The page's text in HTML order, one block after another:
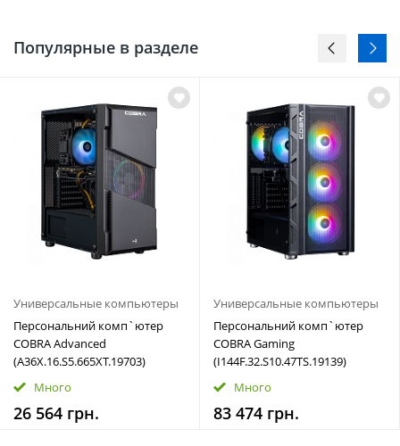
Популярные в разделе
Универсальные компьютеры
Персональний комп`ютер
COBRA Advanced
(A36X.16.S5.665XT.19703)
Много
26 564 грн.
Универсальные компьютеры
Персональний комп`ютер
COBRA Gaming
(I144F.32.S10.47TS.19139)
Много
83 474 грн.